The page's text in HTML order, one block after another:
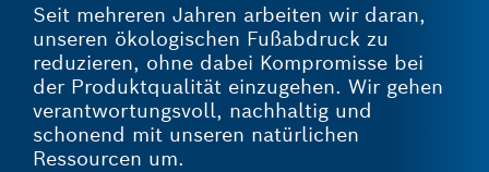
Seit mehreren Jahren arbeiten wir daran,
unseren ökologischen Fußabdruck zu
reduzieren, ohne dabei Kompromisse bei
der Produktqualität einzugehen. Wir gehen
verantwortungsvoll, nachhaltig und
schonend mit unseren natürlichen
Ressourcen um.